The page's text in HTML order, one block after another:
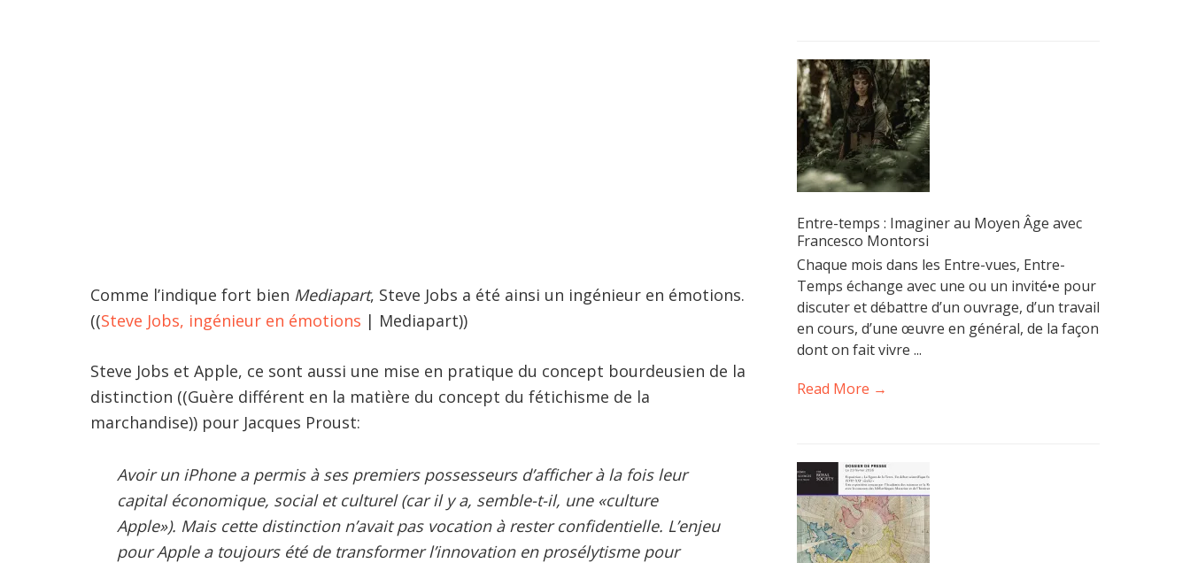
Comme l’indique fort bien Mediapart, Steve Jobs a été ainsi un ingénieur en émotions.
((Steve Jobs, ingénieur en émotions | Mediapart))
Steve Jobs et Apple, ce sont aussi une mise en pratique du concept bourdeusien de la
distinction ((Guère différent en la matière du concept du fétichisme de la
marchandise)) pour Jacques Proust:
Avoir un iPhone a permis à ses premiers possesseurs d’afficher à la fois leur
capital économique, social et culturel (car il y a, semble-t-il, une «culture
Apple»). Mais cette distinction n’avait pas vocation à rester confidentielle. L’enjeu
pour Apple a toujours été de transformer l’innovation en prosélytisme pour
Entre-temps : Imaginer au Moyen Âge avec
Francesco Montorsi
Chaque mois dans les Entre-vues, Entre-
Temps échange avec une ou un invité•e pour
discuter et débattre d’un ouvrage, d’un travail
en cours, d’une œuvre en général, de la façon
dont on fait vivre ...
Read More →